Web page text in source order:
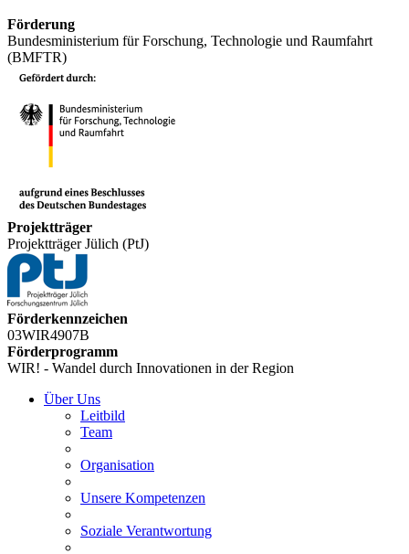
Förderung
Bundesministerium für Forschung, Technologie und Raumfahrt
(BMFTR)
Projektträger
Projektträger Jülich (PtJ)
Förderkennzeichen
03WIR4907B
Förderprogramm
WIR! - Wandel durch Innovationen in der Region
Über Uns
Leitbild
Team
Organisation
Unsere Kompetenzen
Soziale Verantwortung